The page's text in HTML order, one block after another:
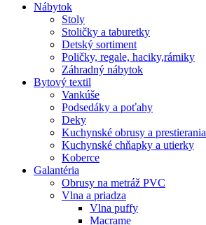
Nábytok
Stoly
Stoličky a taburetky
Detský sortiment
Poličky, regale, haciky,rámiky
Záhradný nábytok
Bytový textil
Vankúše
Podsedáky a poťahy
Deky
Kuchynské obrusy a prestierania
Kuchynské chňapky a utierky
Koberce
Galantéria
Obrusy na metráž PVC
Vlna a priadza
Vlna puffy
Macrame